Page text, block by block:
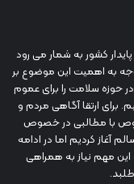
کشور به شمار می رود
به اهمیت این موضوع بر
حوزه سلامت را برای عموم
برای ارتقا آگاهی مردم و
با مطالبی در خصوص
آغاز کردیم اما در ادامه
مهم نیاز به همراهی